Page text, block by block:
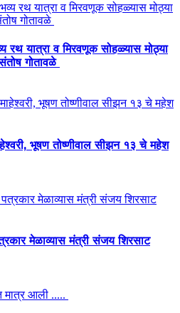
रथ यात्रा व मिरवणूक सोहळ्यास मोठ्या
गोतावळे
भूषण तोष्णीवाल सीझन १३ चे महेश
मेळाव्यास मंत्री संजय शिरसाट